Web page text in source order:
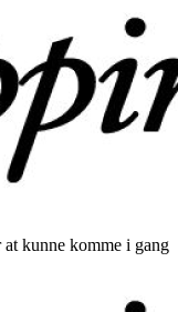
kunne komme i gang